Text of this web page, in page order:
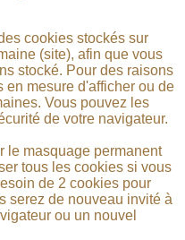
cookies stockés sur
(site), afin que vous
stocké. Pour des raisons
en mesure d'afficher ou de
Vous pouvez les
de votre navigateur.
le masquage permanent
tous les cookies si vous
de 2 cookies pour
serez de nouveau invité à
ou un nouvel